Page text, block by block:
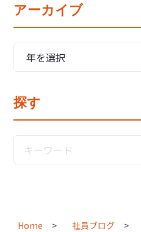
アーカイブ
探す
Home 社員ブログ